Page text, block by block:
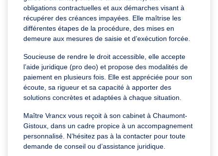
obligations contractuelles et aux démarches visant à
récupérer des créances impayées. Elle maîtrise les
différentes étapes de la procédure, des mises en
demeure aux mesures de saisie et d’exécution forcée.
Soucieuse de rendre le droit accessible, elle accepte
l’aide juridique (pro deo) et propose des modalités de
paiement en plusieurs fois. Elle est appréciée pour son
écoute, sa rigueur et sa capacité à apporter des
solutions concrètes et adaptées à chaque situation.
Maître Vrancx vous reçoit à son cabinet à Chaumont-
Gistoux, dans un cadre propice à un accompagnement
personnalisé. N’hésitez pas à la contacter pour toute
demande de conseil ou d’assistance juridique.